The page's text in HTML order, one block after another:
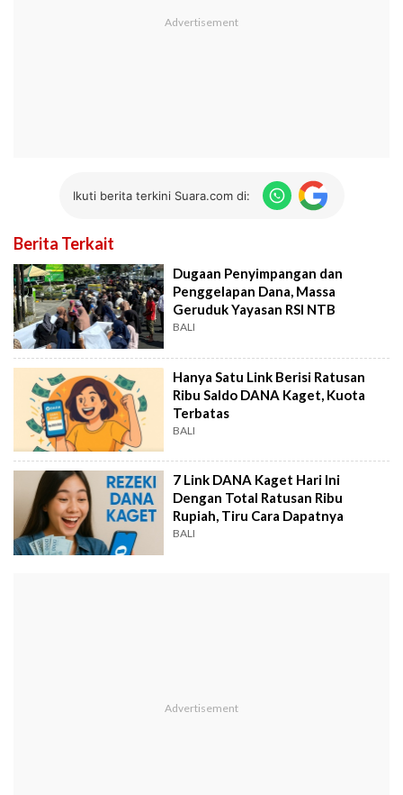
Ikuti berita terkini Suara.com di:
Berita Terkait
Dugaan Penyimpangan dan
Penggelapan Dana, Massa
Geruduk Yayasan RSI NTB
BALI
Hanya Satu Link Berisi Ratusan
Ribu Saldo DANA Kaget, Kuota
Terbatas
BALI
7 Link DANA Kaget Hari Ini
Dengan Total Ratusan Ribu
Rupiah, Tiru Cara Dapatnya
BALI